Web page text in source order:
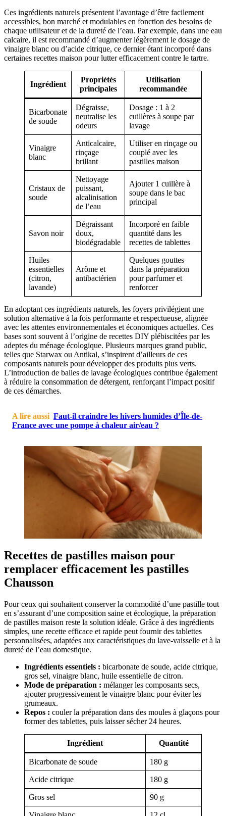
Ces ingrédients naturels présentent l’avantage d’être facilement
accessibles, bon marché et modulables en fonction des besoins de
chaque utilisateur et de la dureté de l’eau. Par exemple, dans une eau
calcaire, il est recommandé d’augmenter légèrement le dosage de
vinaigre blanc ou d’acide citrique, ce dernier étant incorporé dans
certaines recettes maison pour lutter efficacement contre le tartre.
Ingrédient
Propriétés
principales
Utilisation
recommandée
Bicarbonate
de soude
Dégraisse,
neutralise les
odeurs
Dosage : 1 à 2
cuillères à soupe par
lavage
Vinaigre
blanc
Anticalcaire,
rinçage
brillant
Utiliser en rinçage ou
couplé avec les
pastilles maison
Cristaux de
soude
Nettoyage
puissant,
alcalinisation
de l’eau
Ajouter 1 cuillère à
soupe dans le bac
principal
Savon noir
Dégraissant
doux,
biodégradable
Incorporé en faible
quantité dans les
recettes de tablettes
Huiles
essentielles
(citron,
lavande)
Arôme et
antibactérien
Quelques gouttes
dans la préparation
pour parfumer et
renforcer
En adoptant ces ingrédients naturels, les foyers privilégient une
solution alternative à la fois performante et respectueuse, alignée
avec les attentes environnementales et économiques actuelles. Ces
bases sont souvent à l’origine de recettes DIY plébiscitées par les
adeptes du ménage écologique. Plusieurs marques grand public,
telles que Starwax ou Antikal, s’inspirent d’ailleurs de ces
composants naturels pour développer des produits plus verts.
L’introduction de balles de lavage écologiques contribue également
à réduire la consommation de détergent, renforçant l’impact positif
de ces démarches.
A lire aussi Faut-il craindre les hivers humides d’Île-de-
France avec une pompe à chaleur air/eau ?
Recettes de pastilles maison pour
remplacer efficacement les pastilles
Chausson
Pour ceux qui souhaitent conserver la commodité d’une pastille tout
en s’assurant d’une composition saine et écologique, la préparation
de pastilles maison reste la solution idéale. Grâce à des ingrédients
simples, une recette efficace et rapide peut fournir des tablettes
personnalisées, adaptées aux caractéristiques du lave-vaisselle et à la
dureté de l’eau domestique.
Ingrédients essentiels : bicarbonate de soude, acide citrique,
gros sel, vinaigre blanc, huile essentielle de citron.
Mode de préparation : mélanger les composants secs,
ajouter progressivement le vinaigre blanc pour éviter les
grumeaux.
Repos : couler la préparation dans des moules à glaçons pour
former des tablettes, puis laisser sécher 24 heures.
Ingrédient Quantité
Bicarbonate de soude 180 g
Acide citrique 180 g
Gros sel 90 g